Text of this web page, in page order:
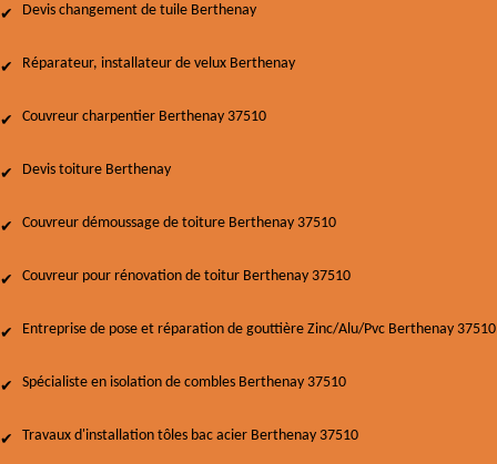
Devis changement de tuile Berthenay
Réparateur, installateur de velux Berthenay
Couvreur charpentier Berthenay 37510
Devis toiture Berthenay
Couvreur démoussage de toiture Berthenay 37510
Couvreur pour rénovation de toitur Berthenay 37510
Entreprise de pose et réparation de gouttière Zinc/Alu/Pvc Berthenay 37510
Spécialiste en isolation de combles Berthenay 37510
Travaux d'installation tôles bac acier Berthenay 37510